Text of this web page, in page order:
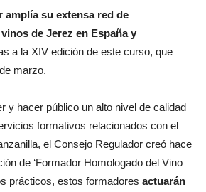
amplía su extensa red de
de Jerez en España y
a la XIV edición de este curso, que
marzo.
y hacer público un alto nivel de calidad
formativos relacionados con el
el Consejo Regulador creó hace
de ‘Formador Homologado del Vino
prácticos, estos formadores actuarán